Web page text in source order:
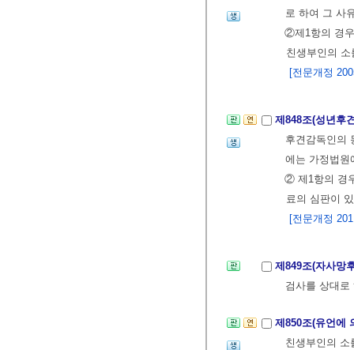
로 하여 그 사
②제1항의 경
친생부인의
[전문개정
제848조(성년후
후견감독인의
에는 가정법원
② 제1항의 경
료의 심판이
[전문개정
제849조(자사망
검사를 상대
제850조(유언에
친생부인의